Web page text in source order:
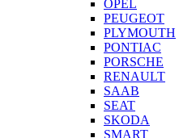
OPEL
PEUGEOT
PLYMOUTH
PONTIAC
PORSCHE
RENAULT
SAAB
SEAT
SKODA
SMART